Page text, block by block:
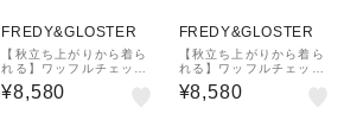
FREDY&GLOSTER
【秋立ち上がりから着ら
れる】ワッフルチェック
ワークシャツ ロングスリ
ーブ
¥8,580
FREDY&GLOSTER
【秋立ち上がりから着ら
れる】ワッフルチェック
ワークシャツ ロングスリ
ーブ
¥8,580